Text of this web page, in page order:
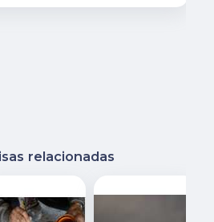
relacionadas